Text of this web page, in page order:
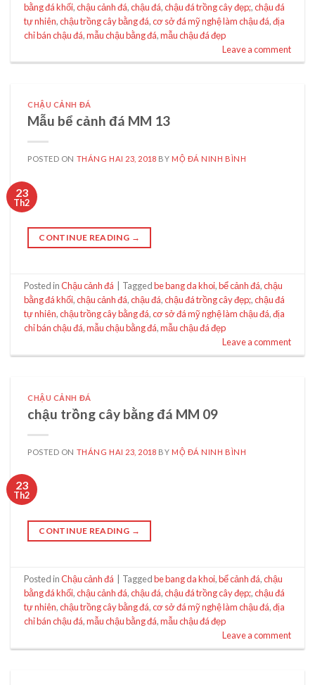
bằng đá khối,chậu cảnh đá,chậu đá,chậu đá trồng cây đẹp;,chậu đá
tự nhiên,chậu trồng cây bằng đá,cơ sở đá mỹ nghệ làm chậu đá,địa
chỉ bán chậu đá,mẫu chậu bằng đá,mẫu chậu đá đẹp
Leave a comment
CHẬU CẢNH ĐÁ
Mẫu bể cảnh đá MM 13
POSTED ON THÁNG HAI 23, 2018 BY MỘ ĐÁ NINH BÌNH
23
Th2
CONTINUE READING →
Posted inChậu cảnh đá Taggedbe bang da khoi,bể cảnh đá,chậu
bằng đá khối,chậu cảnh đá,chậu đá,chậu đá trồng cây đẹp;,chậu đá
tự nhiên,chậu trồng cây bằng đá,cơ sở đá mỹ nghệ làm chậu đá,địa
chỉ bán chậu đá,mẫu chậu bằng đá,mẫu chậu đá đẹp
Leave a comment
CHẬU CẢNH ĐÁ
chậu trồng cây bằng đá MM 09
POSTED ON THÁNG HAI 23, 2018 BY MỘ ĐÁ NINH BÌNH
23
Th2
CONTINUE READING →
Posted inChậu cảnh đá Taggedbe bang da khoi,bể cảnh đá,chậu
bằng đá khối,chậu cảnh đá,chậu đá,chậu đá trồng cây đẹp;,chậu đá
tự nhiên,chậu trồng cây bằng đá,cơ sở đá mỹ nghệ làm chậu đá,địa
chỉ bán chậu đá,mẫu chậu bằng đá,mẫu chậu đá đẹp
Leave a comment